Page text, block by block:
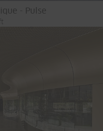
- Pulse